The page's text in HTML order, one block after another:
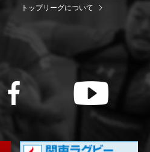
トップリーグについて